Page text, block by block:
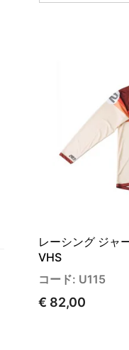
レーシング ジャ
VHS
コード: U115
€ 82,00